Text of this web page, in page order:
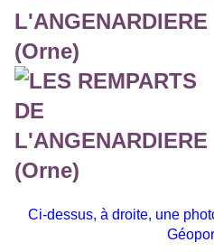
Ci-dessus, à droite, une